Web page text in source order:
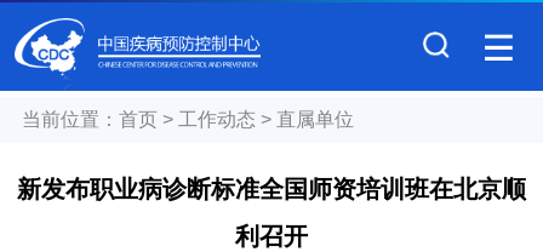
当前位置： 首页> 工作动态 > 直属单位
新发布职业病诊断标准全国师资培训班在北京顺
利召开